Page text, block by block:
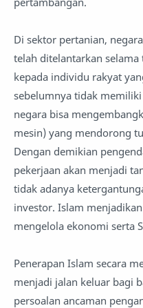
Di sektor pertanian,
telah ditelantarkan
kepada individu rakyat
sebelumnya tidak
negara bisa
mesin) yang mendorong
Dengan demikian
pekerjaan akan menjadi
tidak adanya
investor. Islam
mengelola ekonomi serta
Penerapan Islam secara
menjadi jalan keluar bagi
persoalan ancaman